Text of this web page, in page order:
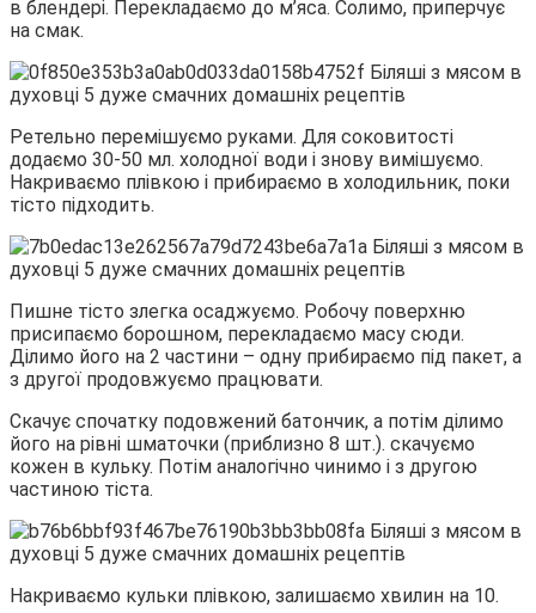
в блендері. Перекладаємо до м’яса. Солимо, приперчує
на смак.
Ретельно перемішуємо руками. Для соковитості
додаємо 30-50 мл. холодної води і знову вимішуємо.
Накриваємо плівкою і прибираємо в холодильник, поки
тісто підходить.
Пишне тісто злегка осаджуємо. Робочу поверхню
присипаємо борошном, перекладаємо масу сюди.
Ділимо його на 2 частини – одну прибираємо під пакет, а
з другої продовжуємо працювати.
Скачує спочатку подовжений батончик, а потім ділимо
його на рівні шматочки (приблизно 8 шт.). скачуємо
кожен в кульку. Потім аналогічно чинимо і з другою
частиною тіста.
Накриваємо кульки плівкою, залишаємо хвилин на 10.